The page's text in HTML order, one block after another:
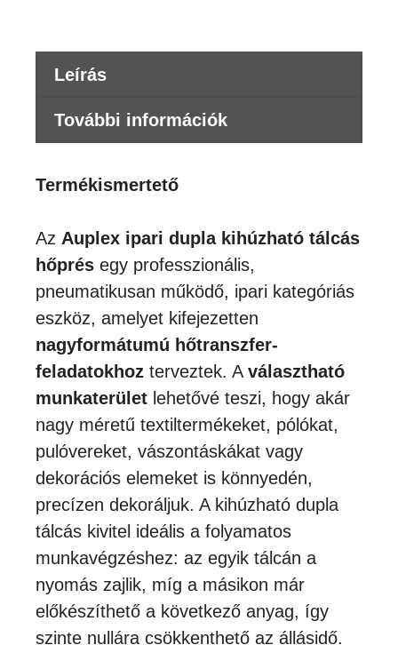
TÁLCÁS
HŐPRÉS
Leírás
További információk
Termékismertető
Az Auplex ipari dupla kihúzható tálcás
hőprés egy professzionális,
pneumatikusan működő, ipari kategóriás
eszköz, amelyet kifejezetten
nagyformátumú hőtranszfer-
feladatokhoz terveztek. A választható
munkaterület lehetővé teszi, hogy akár
nagy méretű textiltermékeket, pólókat,
pulóvereket, vászontáskákat vagy
dekorációs elemeket is könnyedén,
precízen dekoráljuk. A kihúzható dupla
tálcás kivitel ideális a folyamatos
munkavégzéshez: az egyik tálcán a
nyomás zajlik, míg a másikon már
előkészíthető a következő anyag, így
szinte nullára csökkenthető az állásidő.